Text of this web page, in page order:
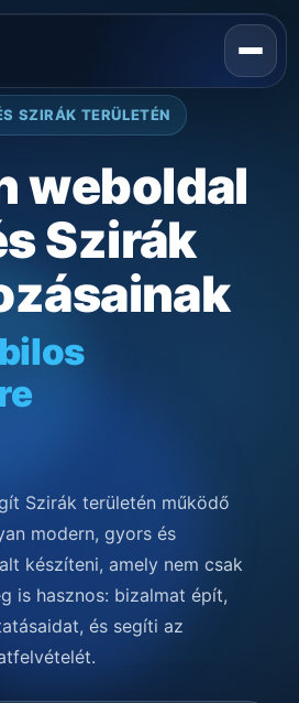
SZIRÁK TERÜLETÉN
weboldal
Szirák
Szirák területén működő
modern, gyors és
készíteni, amely nem csak
is hasznos: bizalmat épít,
és segíti az